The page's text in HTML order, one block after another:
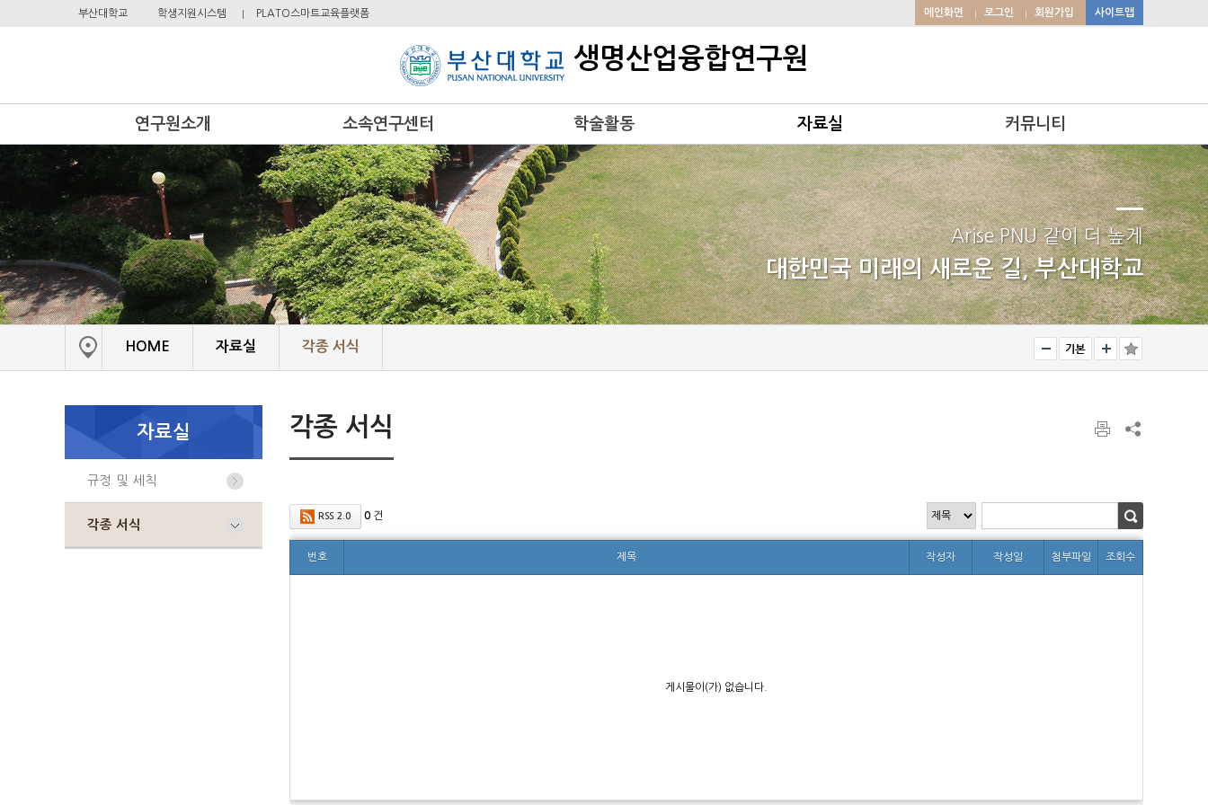
생명산업융합연구원
부산대학교 학생지원시스템 PLATO스마트교육플랫폼 메인화면 로그인 회원가입 사이트맵
연구원소개
원장인사말
설립목적 및 연혁
조직도
운영위원
소속 연구원
오시는길
소속연구센터
생명자원개발연구센터
지역개발연구센터
선충연구센터
의료소재기기연구센터
첨단애그테크융합연구센터
항노화소재개발연구센터
환경에너지기술연구센터
학술활동
학술행사 안내
자료실
규정 및 세칙
각종 서식
커뮤니티
공지사항
자유게시판
포토갤러리
Arise PNU 같이 더 높게
대한민국 미래의 새로운 길, 부산대학교
HOME 자료실 각종 서식
자료실
규정 및 세칙
각종 서식
각종 서식
RSS 2.0 0건
번호 제목 작성자 작성일 첨부파일 조회수
게시물이(가) 없습니다.